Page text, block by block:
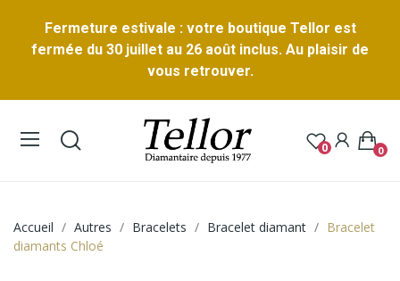
Fermeture estivale : votre boutique Tellor est
fermée du 30 juillet au 26 août inclus. Au plaisir de
vous retrouver.
0 0
Accueil Autres Bracelets Bracelet diamant
Bracelet
diamants Chloé